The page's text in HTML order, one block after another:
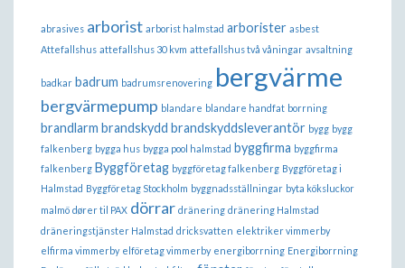
abrasives arborist arborist halmstad arborister asbest
Attefallshus attefallshus 30 kvm attefallshus två våningar avsaltning
badkar badrum badrumsrenovering bergvärme
bergvärmepump blandare blandare handfat borrning
brandlarm brandskydd brandskyddsleverantör bygg bygg
falkenberg bygga hus bygga pool halmstad byggfirma byggfirma
falkenberg Byggföretag byggföretag falkenberg Byggföretag i
Halmstad Byggföretag Stockholm byggnadsställningar byta köksluckor
malmö dører til PAX dörrar dränering dränering Halmstad
dräneringstjänster Halmstad dricksvatten elektriker vimmerby
elfirma vimmerby elföretag vimmerby energiborrning Energiborrning